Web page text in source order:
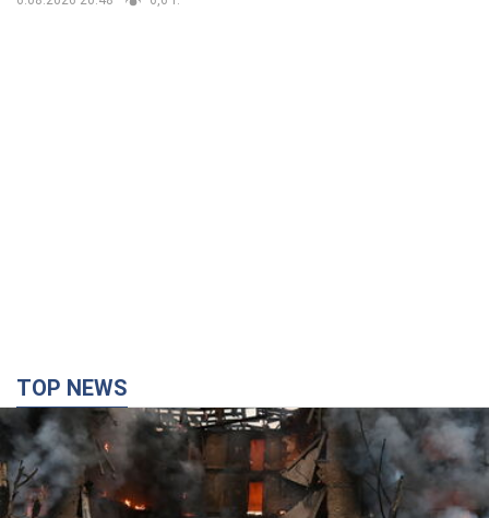
Кремль "сжигает" последние запасы
баллистики в Украине: что будет далее?
Интервью с Шарпом